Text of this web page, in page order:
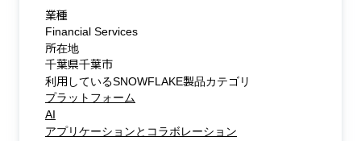
業種
Financial Services
所在地
千葉県千葉市
利用しているSNOWFLAKE製品カテゴリ
プラットフォーム
AI
アプリケーションとコラボレーション